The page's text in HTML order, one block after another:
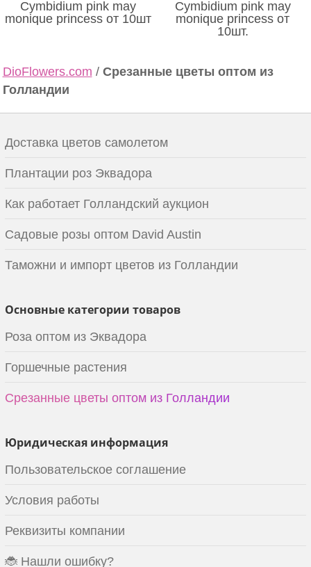
Cymbidium pink may
monique princess от 10шт
Cymbidium pink may
monique princess от
10шт.
DioFlowers.com / Срезанные цветы оптом из
Голландии
Доставка цветов самолетом
Плантации роз Эквадора
Как работает Голландский аукцион
Садовые розы оптом David Austin
Таможни и импорт цветов из Голландии
Основные категории товаров
Роза оптом из Эквадора
Горшечные растения
Срезанные цветы оптом из Голландии
Юридическая информация
Пользовательское соглашение
Условия работы
Реквизиты компании
🐞 Нашли ошибку?